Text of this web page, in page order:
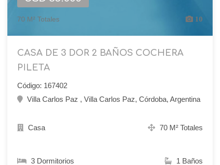
70 M² Totales 10
CASA DE 3 DOR 2 BAÑOS COCHERA
PILETA
Código: 167402
Villa Carlos Paz , Villa Carlos Paz, Córdoba, Argentina
Casa 70 M² Totales
3 Dormitorios 1 Baños